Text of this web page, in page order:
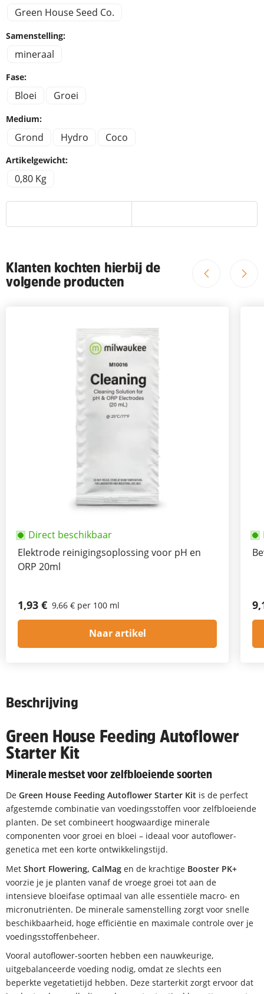
Green House Seed Co.
Samenstelling:
mineraal
Fase:
Bloei Groei
Medium:
Grond Hydro Coco
Artikelgewicht:
0,80 Kg
Klanten kochten hierbij de
volgende producten
Direct beschikbaar
Elektrode reinigingsoplossing voor pH en
ORP 20ml
1,93 € 9,66 € per 100 ml
Naar artikel
Beschrijving
Green House Feeding Autoflower
Starter Kit
Minerale mestset voor zelfbloeiende soorten
De Green House Feeding Autoflower Starter Kit is de perfect
afgestemde combinatie van voedingsstoffen voor zelfbloeiende
planten. De set combineert hoogwaardige minerale
componenten voor groei en bloei – ideaal voor autoflower-
genetica met een korte ontwikkelingstijd.
Met Short Flowering, CalMag en de krachtige Booster PK+
voorzie je je planten vanaf de vroege groei tot aan de
intensieve bloeifase optimaal van alle essentiële macro- en
micronutriënten. De minerale samenstelling zorgt voor snelle
beschikbaarheid, hoge efficiëntie en maximale controle over je
voedingsstoffenbeheer.
Vooral autoflower-soorten hebben een nauwkeurige,
uitgebalanceerde voeding nodig, omdat ze slechts een
beperkte vegetatietijd hebben. Deze starterkit zorgt ervoor dat